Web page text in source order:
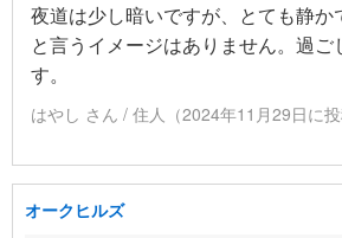
夜道は少し暗いですが、とても静か
と言うイメージはありません。過ご
す。
はやし さん / 住人（2024年11月29日に投
オークヒルズ